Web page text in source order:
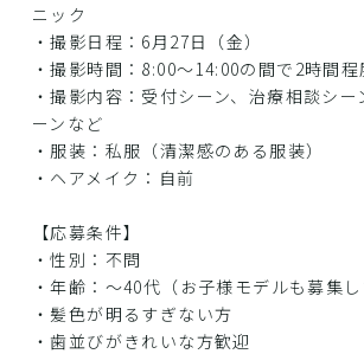
ニック
・撮影日程：6月27日（金）
・撮影時間：8:00～14:00の間で2時間程
・撮影内容：受付シーン、治療相談シー
ーンなど
・服装：私服（清潔感のある服装）
・ヘアメイク：自前
【応募条件】
・性別：不問
・年齢：〜40代（お子様モデルも募集し
・髪色が明るすぎない方
・歯並びがきれいな方歓迎